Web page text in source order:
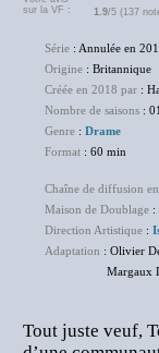
sur la VF :
1.9/5 (137
Série : Annulée en
Origine : Britannique
Créée en 2018 par :
Nombre de saisons : 01
Genre : Drame
Format : 60 min
Chaîne de diffusion
Maison de Doublage :
Direction Artistique :
Adaptation : Olivier
Margaux
Tout juste veuf,